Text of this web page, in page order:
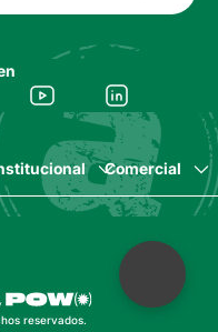
Comercial
reservados.